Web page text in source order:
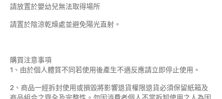
請放置於嬰幼兒無法取得場所
請置於陰涼乾燥處並避免陽光直射。
購買注意事項
1、由於個人體質不同若使用後產生不適反應請立即停止使用。
2、商品一經拆封使用或損毀將影響退貨權限退貨必須保留紙箱及